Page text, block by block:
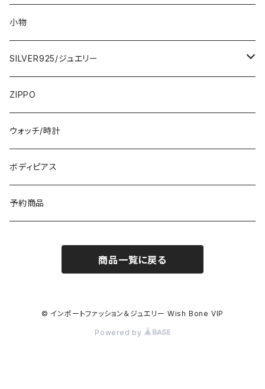
3000円
5000円
7000円
ロング・マキシ
ひざ・ミディ
トップス・カーディガン・アウター
カーディガン
イタリア製ジャケット
スカート・パンツ
大判ストール・ロングスカーフ
小さめスカーフ
コットンストール・スカーフ
冬物・マフラー
小物
SILVER925/ジュエリー
指輪・リング
ネックレス・ペンダントトップ
ピアス・イヤリング
ブレスレット・バングル
ZIPPO
ウォッチ/時計
ボディピアス
予約商品
商品一覧に戻る
© インポートファッション＆ジュエリー Wish Bone VIP
Powered by